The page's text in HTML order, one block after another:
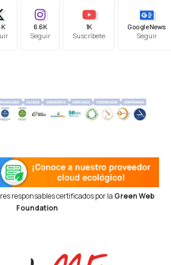
6.6K
Seguir
1K
Suscríbete
Google News
Seguir
responsables certificados por la Green Web
Foundation